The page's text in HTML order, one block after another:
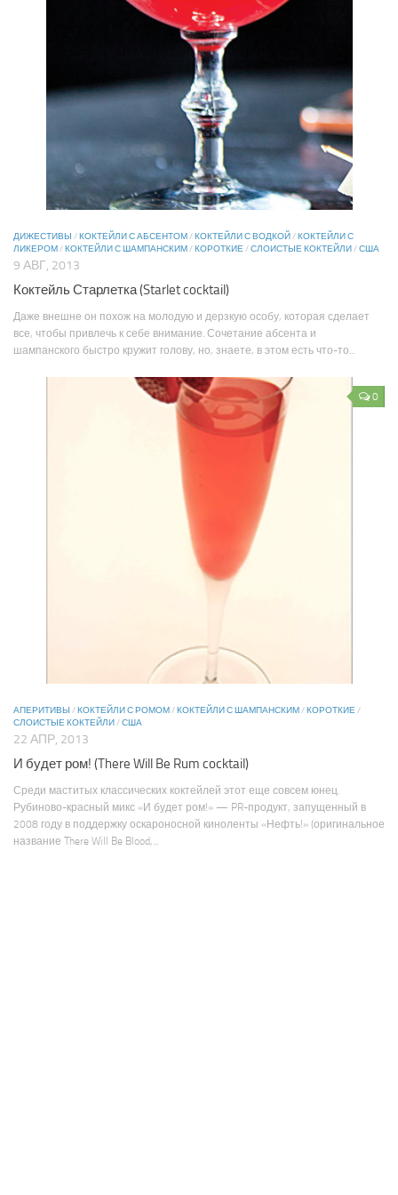
ДИЖЕСТИВЫ /КОКТЕЙЛИ С АБСЕНТОМ/КОКТЕЙЛИ С ВОДКОЙ/КОКТЕЙЛИ С
ЛИКЕРОМ/КОКТЕЙЛИ С ШАМПАНСКИМ/КОРОТКИЕ/СЛОИСТЫЕ КОКТЕЙЛИ/США
9 АВГ, 2013
Коктейль Старлетка (Starlet cocktail)
Даже внешне он похож на молодую и дерзкую особу, которая сделает
все, чтобы привлечь к себе внимание. Сочетание абсента и
шампанского быстро кружит голову, но, знаете, в этом есть что-то...
0
АПЕРИТИВЫ /КОКТЕЙЛИ С РОМОМ/КОКТЕЙЛИ С ШАМПАНСКИМ/КОРОТКИЕ/
СЛОИСТЫЕ КОКТЕЙЛИ/США
22 АПР, 2013
И будет ром! (There Will Be Rum cocktail)
Среди маститых классических коктейлей этот еще совсем юнец.
Рубиново-красный микс «И будет ром!» — PR-продукт, запущенный в
2008 году в поддержку оскароносной киноленты «Нефть!» (оригинальное
название There Will Be Blood,...